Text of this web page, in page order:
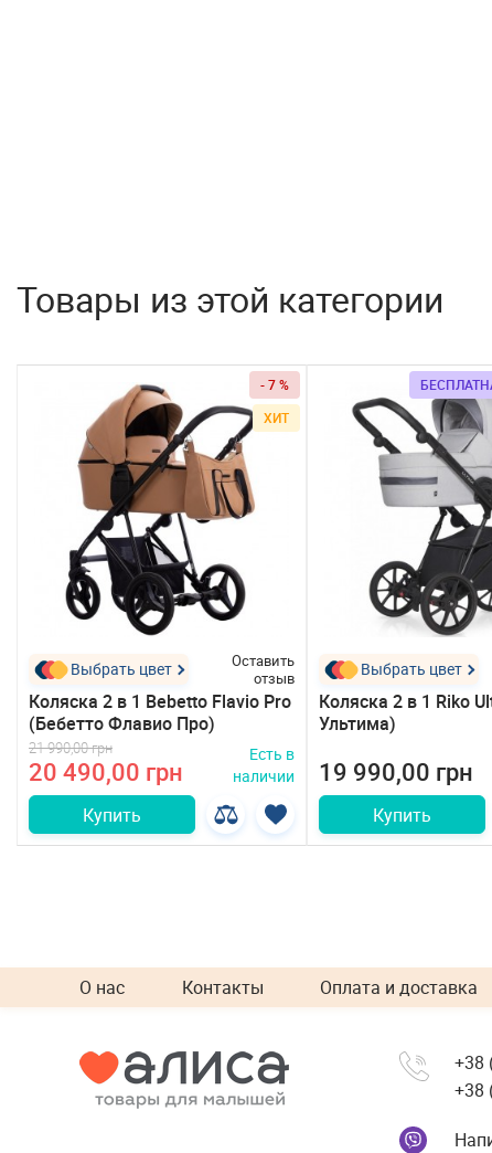
Товары из этой категории
- 7 %
ХИТ
Выбрать цвет
Оставить
отзыв
Коляска 2 в 1 Bebetto Flavio Pro
(Бебетто Флавио Про)
21 990,00 грн
20 490,00 грн
Есть в
наличии
Купить
Выбрать цвет
Коляска 2 в 1 Riko
Ультима)
19 990,00 грн
Купить
О нас Контакты Оплата и доставка
+38
+38